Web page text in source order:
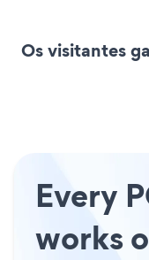
Os visitantes
Every
works